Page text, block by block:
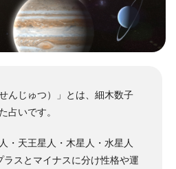
んじゅつ）」とは、細木数子
占いです。
・天王星人・木星人・水星人
スとマイナスに分け性格や運